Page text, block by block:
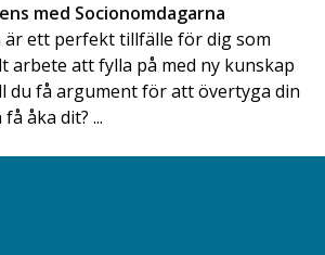
med Socionomdagarna
är ett perfekt tillfälle för dig som
arbete att fylla på med ny kunskap
du få argument för att övertyga din
åka dit? ...